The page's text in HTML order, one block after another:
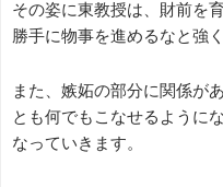
その姿に東教授は、財前を
勝手に物事を進めるなと強
また、嫉妬の部分に関係が
とも何でもこなせるように
なっていきます。